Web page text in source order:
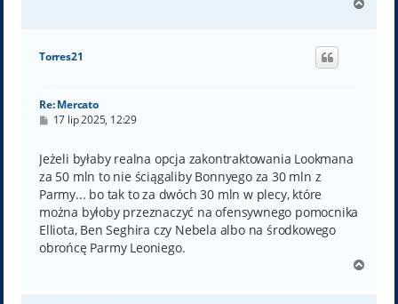
g
Torres21
Re: Mercato
P
t
17 lip 2025, 12:29
Jeżeli byłaby realna opcja zakontraktowania Lookmana
za 50 mln to nie ściągaliby Bonnyego za 30 mln z
Parmy... bo tak to za dwóch 30 mln w plecy, które
można byłoby przeznaczyć na ofensywnego pomocnika
Elliota, Ben Seghira czy Nebela albo na środkowego
obrońcę Parmy Leoniego.
g